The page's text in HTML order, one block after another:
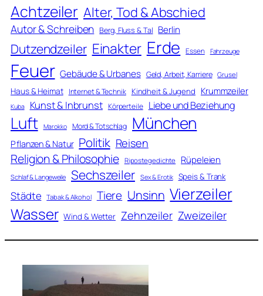
Achtzeiler Alter, Tod & Abschied
Autor & Schreiben Berg, Fluss & Tal Berlin
Dutzendzeiler Einakter Erde Essen Fahrzeuge
Feuer Gebäude & Urbanes Geld, Arbeit, Karriere Grusel
Haus & Heimat Internet & Technik Kindheit & Jugend Krummzeiler
Kuba Kunst & Inbrunst Körperteile Liebe und Beziehung
Luft Marokko Mord & Totschlag München
Pflanzen & Natur Politik Reisen
Religion & Philosophie Ripostegedichte Rüpeleien
Schlaf & Langeweile Sechszeiler Sex & Erotik Speis & Trank
Städte Tabak & Alkohol Tiere Unsinn Vierzeiler
Wasser Wind & Wetter Zehnzeiler Zweizeiler